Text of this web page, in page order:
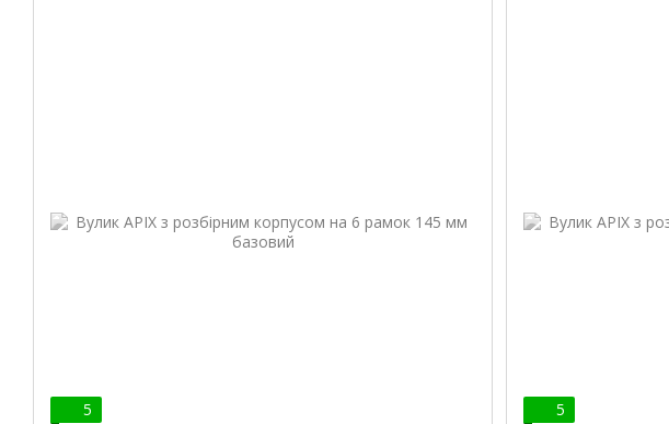
5
5